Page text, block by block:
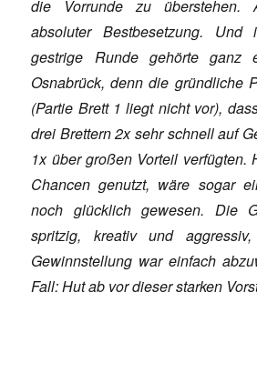
die Vorrunde zu überstehen.
absoluter Bestbesetzung. Und
gestrige Runde gehörte ganz
Osnabrück, denn die gründliche
(Partie Brett 1 liegt nicht vor),
drei Brettern 2x sehr schnell auf
1x über großen Vorteil verfügten.
Chancen genutzt, wäre sogar
noch glücklich gewesen. Die
spritzig, kreativ und
Gewinnstellung war einfach
Fall: Hut ab vor dieser starken